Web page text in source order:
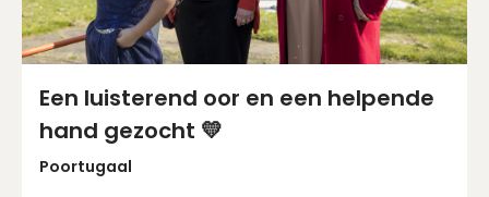
Een luisterend oor en een helpende
hand gezocht 💛
Poortugaal